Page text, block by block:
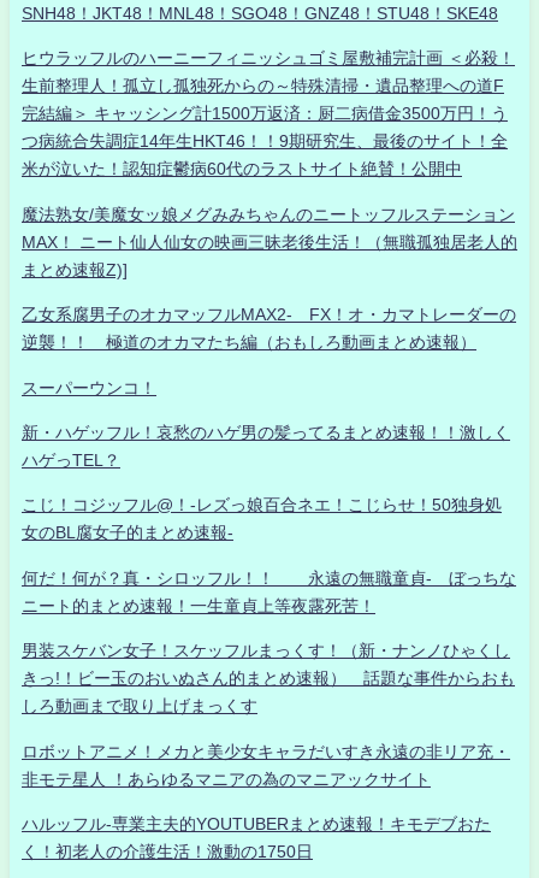
SNH48！JKT48！MNL48！SGO48！GNZ48！STU48！SKE48
ヒウラッフルのハーニーフィニッシュゴミ屋敷補完計画 ＜必殺！
生前整理人！孤立し孤独死からの～特殊清掃・遺品整理への道F
完結編＞ キャッシング計1500万返済：厨二病借金3500万円！う
つ病統合失調症14年生HKT46！！9期研究生、最後のサイト！全
米が泣いた！認知症鬱病60代のラストサイト絶賛！公開中
魔法熟女/美魔女ッ娘メグみみちゃんのニートッフルステーション
MAX！ ニート仙人仙女の映画三昧老後生活！（無職孤独居老人的
まとめ速報Z)]
乙女系腐男子のオカマッフルMAX2- FX！オ・カマトレーダーの
逆襲！！ 極道のオカマたち編（おもしろ動画まとめ速報）
スーパーウンコ！
新・ハゲッフル！哀愁のハゲ男の髪ってるまとめ速報！！激しく
ハゲっTEL？
こじ！コジッフル@！-レズっ娘百合ネエ！こじらせ！50独身処
女のBL腐女子的まとめ速報-
何だ！何が？真・シロッフル！！ 永遠の無職童貞- ぼっちな
ニート的まとめ速報！一生童貞上等夜露死苦！
男装スケバン女子！スケッフルまっくす！（新・ナンノひゃくし
きっ!！ビー玉のおいぬさん的まとめ速報） 話題な事件からおも
しろ動画まで取り上げまっくす
ロボットアニメ！メカと美少女キャラだいすき永遠の非リア充・
非モテ星人 ！あらゆるマニアの為のマニアックサイト
ハルッフル-専業主夫的YOUTUBERまとめ速報！キモデブおた
く！初老人の介護生活！激動の1750日